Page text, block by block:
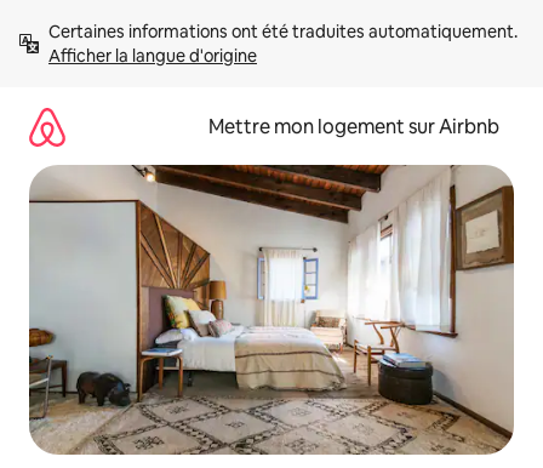
directement
Afficher la langue d'origine
Mettre mon logement sur Airbnb